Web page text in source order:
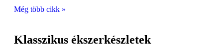
Még több cikk »
Klasszikus ékszerkészletek